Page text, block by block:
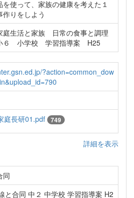
を使って、家族の健康を考えた１
りをしよう
生活と家族 日常の食事と調理
６ 小学校 学習指導案 H25
?action=common_dow
庭長研01.pdf 749
詳細を表示
同
と合同 中２ 中学校 学習指導案 H2